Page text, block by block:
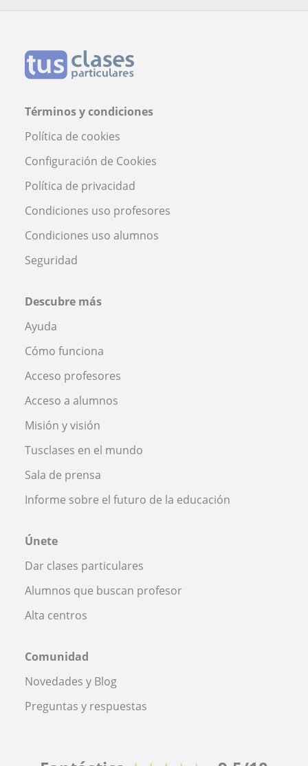
Términos y condiciones
Política de cookies
Configuración de Cookies
Política de privacidad
Condiciones uso profesores
Condiciones uso alumnos
Seguridad
Descubre más
Ayuda
Cómo funciona
Acceso profesores
Acceso a alumnos
Misión y visión
Tusclases en el mundo
Sala de prensa
Informe sobre el futuro de la educación
Únete
Dar clases particulares
Alumnos que buscan profesor
Alta centros
Comunidad
Novedades y Blog
Preguntas y respuestas